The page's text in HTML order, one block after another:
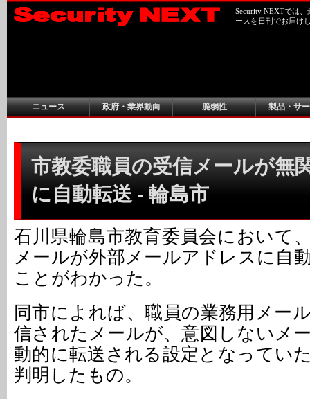
Security NEXTでは
ースを日刊でお届け
ニュース 政府・業界動向 脆弱性 製品・サ
市教委職員の受信メールが無
に自動転送 - 輪島市
石川県輪島市教育委員会において
メールが外部メールアドレスに自
ことがわかった。
同市によれば、職員の業務用メー
信されたメールが、意図しないメ
動的に転送される設定となってい
判明したもの。